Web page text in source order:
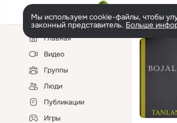
Мы используем cookie-файлы, чтобы
законный представитель. Больше
Левая
колонкаГлавная
Видео
Группы
Люди
Публикации
Игры